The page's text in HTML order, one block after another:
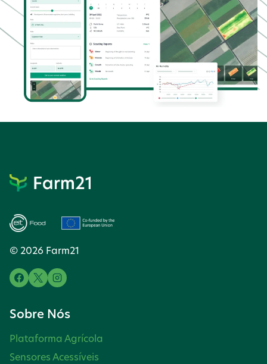
© 2026 Farm21
Sobre Nós
Plataforma Agrícola
Sensores Acessíveis